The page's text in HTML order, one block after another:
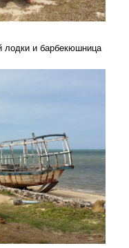
лодки и барбекюшница